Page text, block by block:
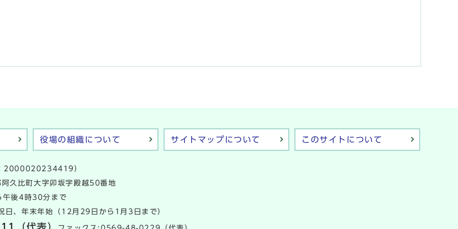
役場の組織について サイトマップについて このサイトについて
2000020234419）
久比町大字卯坂字殿越50番地
午後4時30分まで
日、年末年始（12月29日から1月3日まで）
（代表）